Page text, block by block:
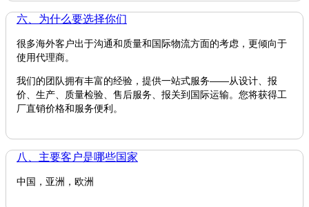
六、为什么要选择你们
很多海外客户出于沟通和质量和国际物流方面的考虑，更倾向于
使用代理商。
我们的团队拥有丰富的经验，提供一站式服务——从设计、报
价、生产、质量检验、售后服务、报关到国际运输。您将获得工
厂直销价格和服务便利。
八、主要客户是哪些国家
中国，亚洲，欧洲